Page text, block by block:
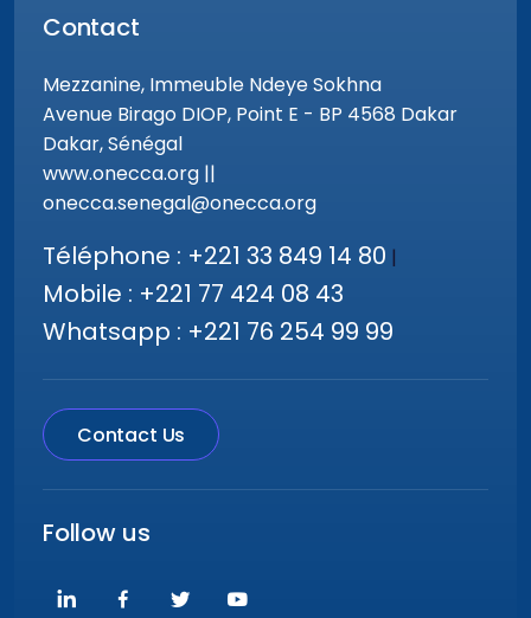
Contact
Mezzanine, Immeuble Ndeye Sokhna
Avenue Birago DIOP, Point E - BP 4568 Dakar
Dakar, Sénégal
www.onecca.org ||
onecca.senegal@onecca.org
Téléphone : +221 33 849 14 80 |
Mobile : +221 77 424 08 43
Whatsapp : +221 76 254 99 99
Contact Us
Follow us